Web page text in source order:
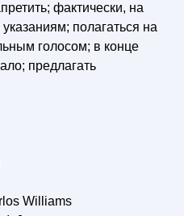
фактически, на
полагаться на
голосом; в конце
предлагать
Williams